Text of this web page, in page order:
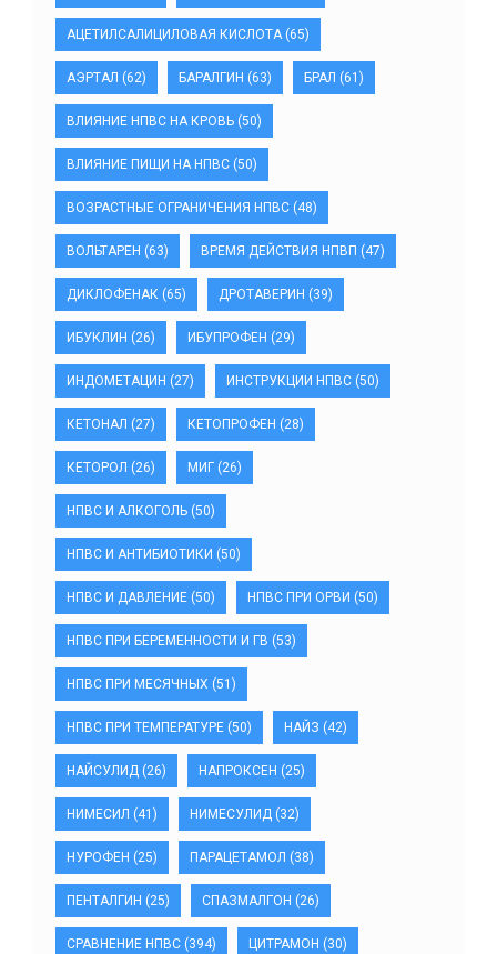
АЦЕТИЛСАЛИЦИЛОВАЯ КИСЛОТА(65)
АЭРТАЛ (62) БАРАЛГИН (63) БРАЛ (61)
ВЛИЯНИЕ НПВС НА КРОВЬ (50)
ВЛИЯНИЕ ПИЩИ НА НПВС (50)
ВОЗРАСТНЫЕ ОГРАНИЧЕНИЯ НПВС (48)
ВОЛЬТАРЕН (63) ВРЕМЯ ДЕЙСТВИЯ НПВП (47)
ДИКЛОФЕНАК (65) ДРОТАВЕРИН (39)
ИБУКЛИН (26) ИБУПРОФЕН (29)
ИНДОМЕТАЦИН (27) ИНСТРУКЦИИ НПВС (50)
КЕТОНАЛ (27) КЕТОПРОФЕН (28)
КЕТОРОЛ (26) МИГ (26)
НПВС И АЛКОГОЛЬ (50)
НПВС И АНТИБИОТИКИ (50)
НПВС И ДАВЛЕНИЕ (50) НПВС ПРИ ОРВИ (50)
НПВС ПРИ БЕРЕМЕННОСТИ И ГВ (53)
НПВС ПРИ МЕСЯЧНЫХ (51)
НПВС ПРИ ТЕМПЕРАТУРЕ (50) НАЙЗ (42)
НАЙСУЛИД (26) НАПРОКСЕН (25)
НИМЕСИЛ (41) НИМЕСУЛИД (32)
НУРОФЕН (25) ПАРАЦЕТАМОЛ (38)
ПЕНТАЛГИН (25) СПАЗМАЛГОН (26)
СРАВНЕНИЕ НПВС (394) ЦИТРАМОН (30)